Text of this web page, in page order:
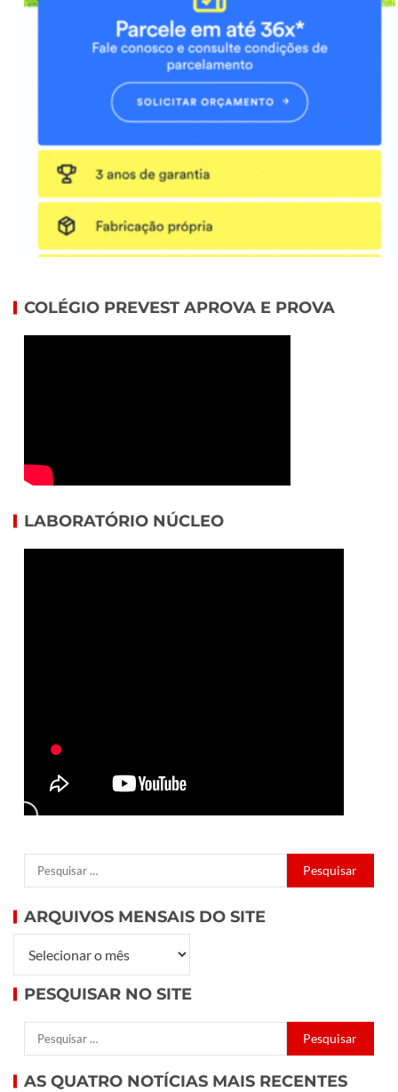
COLÉGIO PREVEST APROVA E PROVA
LABORATÓRIO NÚCLEO
ARQUIVOS MENSAIS DO SITE
PESQUISAR NO SITE
AS QUATRO NOTÍCIAS MAIS RECENTES